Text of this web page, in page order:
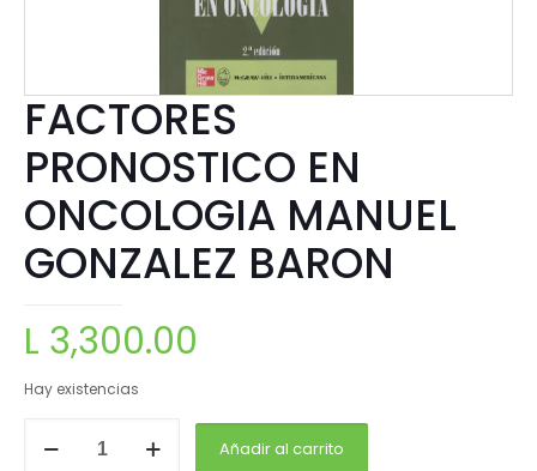
FACTORES
PRONOSTICO EN
ONCOLOGIA MANUEL
GONZALEZ BARON
L 3,300.00
Hay existencias
Añadir al carrito